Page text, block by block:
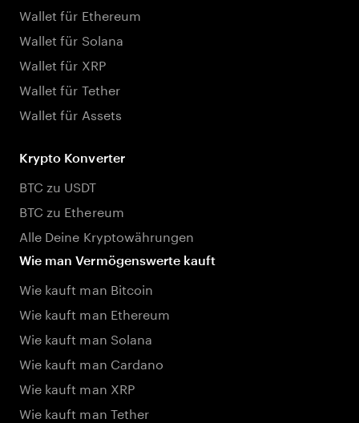
Wallet für Ethereum
Wallet für Solana
Wallet für XRP
Wallet für Tether
Wallet für Assets
Krypto Konverter
BTC zu USDT
BTC zu Ethereum
Alle Deine Kryptowährungen
Wie man Vermögenswerte kauft
Wie kauft man Bitcoin
Wie kauft man Ethereum
Wie kauft man Solana
Wie kauft man Cardano
Wie kauft man XRP
Wie kauft man Tether